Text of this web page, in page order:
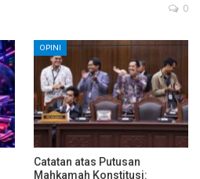
0
OPINI
Catatan atas Putusan
Mahkamah Konstitusi: